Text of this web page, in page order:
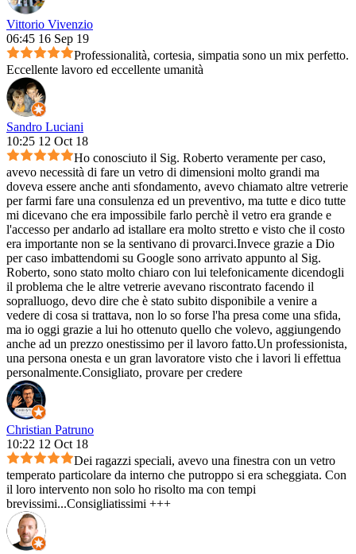
Vittorio Vivenzio
06:45 16 Sep 19
Professionalità, cortesia, simpatia sono un mix perfetto.
Eccellente lavoro ed eccellente umanità
Sandro Luciani
10:25 12 Oct 18
Ho conosciuto il Sig. Roberto veramente per caso,
avevo necessità di fare un vetro di dimensioni molto grandi ma
doveva essere anche anti sfondamento, avevo chiamato altre vetrerie
per farmi fare una consulenza ed un preventivo, ma tutte e dico tutte
mi dicevano che era impossibile farlo perchè il vetro era grande e
l'accesso per andarlo ad istallare era molto stretto e visto che il costo
era importante non se la sentivano di provarci.Invece grazie a Dio
per caso imbattendomi su Google sono arrivato appunto al Sig.
Roberto, sono stato molto chiaro con lui telefonicamente dicendogli
il problema che le altre vetrerie avevano riscontrato facendo il
sopralluogo, devo dire che è stato subito disponibile a venire a
vedere di cosa si trattava, non lo so forse l'ha presa come una sfida,
ma io oggi grazie a lui ho ottenuto quello che volevo, aggiungendo
anche ad un prezzo onestissimo per il lavoro fatto.Un professionista,
una persona onesta e un gran lavoratore visto che i lavori li effettua
personalmente.Consigliato, provare per credere
Christian Patruno
10:22 12 Oct 18
Dei ragazzi speciali, avevo una finestra con un vetro
temperato particolare da interno che putroppo si era scheggiata. Con
il loro intervento non solo ho risolto ma con tempi
brevissimi...Consigliatissimi +++